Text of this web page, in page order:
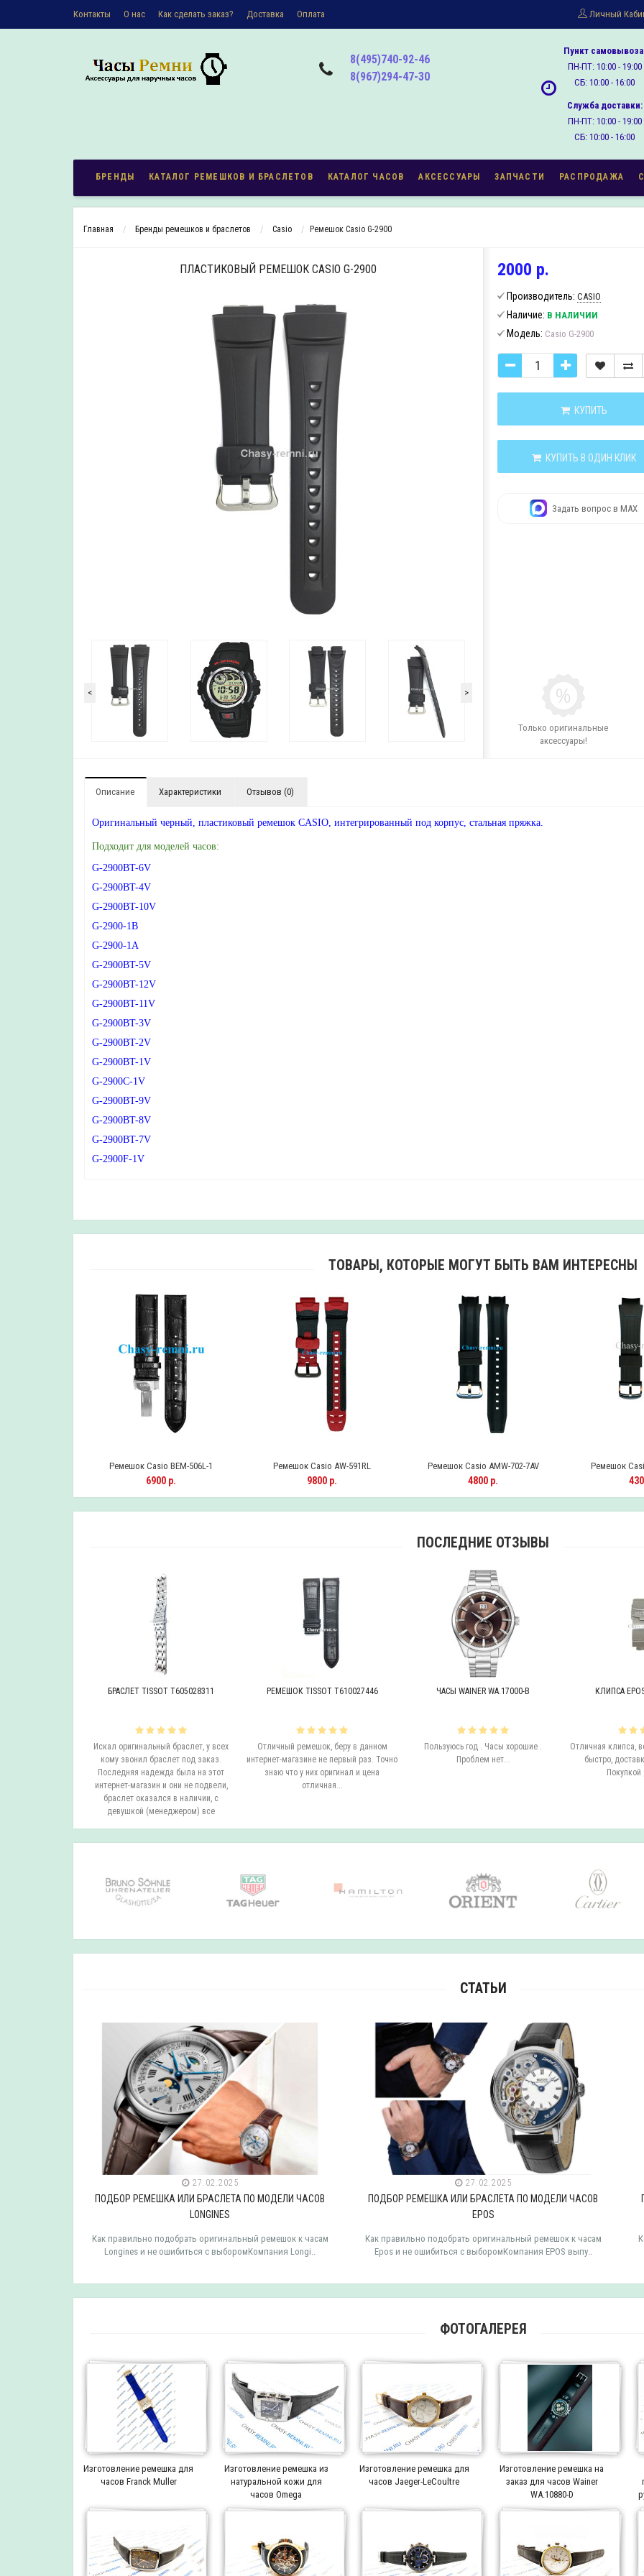
Контакты О наc Как сделать заказ? Доставка Оплата Личный
8(495)740-92-46
8(967)294-47-30
Пункт
ПН-ПТ: 10:00 - 19:00
СБ: 10:00 - 16:00
Служба доставки:
ПН-ПТ: 10:00 - 19:00
СБ: 10:00 - 16:00
БРЕНДЫ КАТАЛОГ РЕМЕШКОВ И БРАСЛЕТОВ КАТАЛОГ ЧАСОВ АКСЕССУАРЫ ЗАПЧАСТИ РАСПРОДАЖА
Главная Бренды ремешков и браслетов Casio Ремешок Casio G-2900
ПЛАСТИКОВЫЙ РЕМЕШОК CASIO G-2900
< >
2000 р.
Производитель: CASIO
Наличие: В НАЛИЧИИ
Модель: Casio G-2900
КУПИТЬ
КУПИТЬ В ОДИН КЛИК
Задать вопрос в MAX
Только оригинальные
аксессуары!
Описание Характеристики Отзывов (0)
Оригинальный черный, пластиковый ремешок CASIO, интегрированный под корпус, стальная пряжка.
Подходит для моделей часов:
G-2900BT-6V
G-2900BT-4V
G-2900BT-10V
G-2900-1B
G-2900-1A
G-2900BT-5V
G-2900BT-12V
G-2900BT-11V
G-2900BT-3V
G-2900BT-2V
G-2900BT-1V
G-2900C-1V
G-2900BT-9V
G-2900BT-8V
G-2900BT-7V
G-2900F-1V
ТОВАРЫ, КОТОРЫЕ МОГУТ БЫТЬ ВАМ ИНТЕРЕСНЫ
Ремешок Casio BEM-506L-1
6900 р.
Ремешок Casio AW-591RL
9800 р.
Ремешок Casio AMW-702-7AV
4800 р.
Ремешок
ПОСЛЕДНИЕ ОТЗЫВЫ
БРАСЛЕТ TISSOT T605028311
Искал оригинальный браслет, у всех
кому звонил браслет под заказ.
Последняя надежда была на этот
интернет-магазин и они не подвели,
браслет оказался в наличии, с
девушкой (менеджером) все
РЕМЕШОК TISSOT T610027446
Отличный ремешок, беру в данном
интернет-магазине не первый раз. Точно
знаю что у них оригинал и цена
отличная...
ЧАСЫ WAINER WA.17000-B
Пользуюсь год . Часы хорошие .
Проблем нет...
КЛИПСА
Отличная клипса,
быстро,
СТАТЬИ
27.02.2025
ПОДБОР РЕМЕШКА ИЛИ БРАСЛЕТА ПО МОДЕЛИ ЧАСОВ
LONGINES
Как правильно подобрать оригинальный ремешок к часам
Longines и не ошибиться с выборомКомпания Longi..
27.02.2025
ПОДБОР РЕМЕШКА ИЛИ БРАСЛЕТА ПО МОДЕЛИ ЧАСОВ
EPOS
Как правильно подобрать оригинальный ремешок к часам
Epos и не ошибиться с выборомКомпания EPOS выпу..
ФОТОГАЛЕРЕЯ
Изготовление ремешка для
часов Franck Muller
Изготовление ремешка из
натуральной кожи для
часов Omega
Изготовление ремешка для
часов Jaeger-LeCoultre
Изготовление ремешка на
заказ для часов Wainer
WA.10880-D